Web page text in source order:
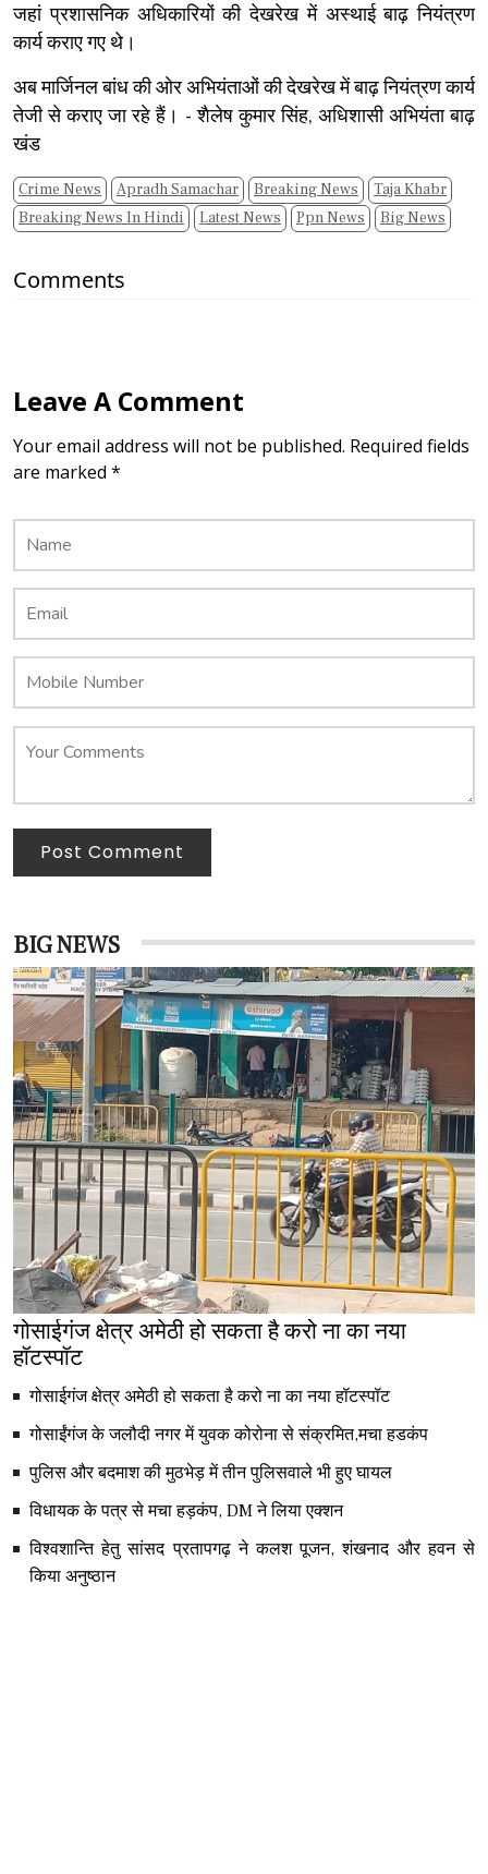
जहां प्रशासनिक अधिकारियों की देखरेख में अस्थाई बाढ़ नियंत्रण
कार्य कराए गए थे।
अब मार्जिनल बांध की ओर अभियंताओं की देखरेख में बाढ़ नियंत्रण कार्य
तेजी से कराए जा रहे हैं। - शैलेष कुमार सिंह, अधिशासी अभियंता बाढ़
खंड
Crime News Apradh Samachar Breaking News
Taja Khabr
Breaking News In Hindi
Latest News Ppn News Big News
Comments
Leave A Comment
Your email address will not be published. Required fields
are marked *
Post Comment
BIG NEWS
गोसाईगंज क्षेत्र अमेठी हो सकता है करो ना का नया
हॉटस्पॉट
गोसाईगंज क्षेत्र अमेठी हो सकता है करो ना का नया हॉटस्पॉट
गोसाईंगंज के जलौदी नगर में युवक कोरोना से संक्रमित,मचा हडकंप
पुलिस और बदमाश की मुठभेड़ में तीन पुलिसवाले भी हुए घायल
विधायक के पत्र से मचा हड़कंप, DM ने लिया एक्शन
विश्वशान्ति हेतु सांसद प्रतापगढ़ ने कलश पूजन, शंखनाद और हवन से
किया अनुष्ठान